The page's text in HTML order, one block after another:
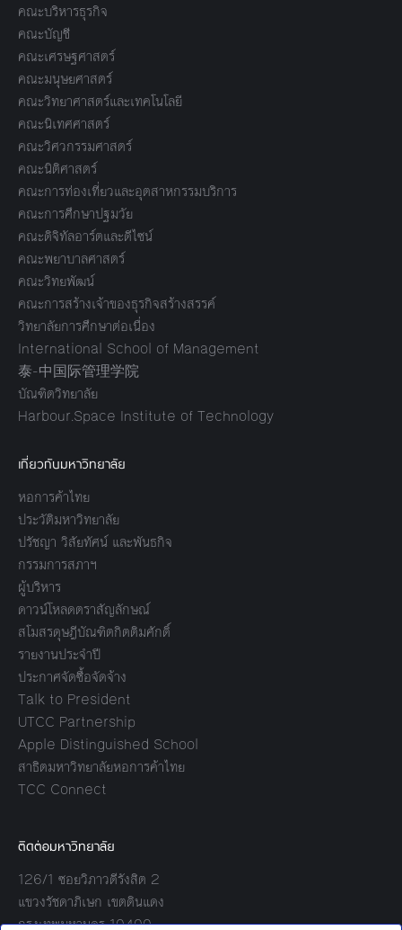
คณะบริหารธุรกิจ
คณะบัญชี
คณะเศรษฐศาสตร์
คณะมนุษยศาสตร์
คณะวิทยาศาสตร์และเทคโนโลยี
คณะนิเทศศาสตร์
คณะวิศวกรรมศาสตร์
คณะนิติศาสตร์
คณะการท่องเที่ยวและอุตสาหกรรมบริการ
คณะการศึกษาปฐมวัย
คณะดิจิทัลอาร์ตและดีไซน์
คณะพยาบาลศาสตร์
คณะวิทยพัฒน์
คณะการสร้างเจ้าของธุรกิจสร้างสรรค์
วิทยาลัยการศึกษาต่อเนื่อง
International School of Management
泰-中国际管理学院
บัณฑิตวิทยาลัย
Harbour.Space Institute of Technology
เกี่ยวกับมหาวิทยาลัย
หอการค้าไทย
ประวัติมหาวิทยาลัย
ปรัชญา วิสัยทัศน์ และพันธกิจ
กรรมการสภาฯ
ผู้บริหาร
ดาวน์โหลดตราสัญลักษณ์
สโมสรดุษฎีบัณฑิตกิตติมศักดิ์
รายงานประจำปี
ประกาศจัดซื้อจัดจ้าง
Talk to President
UTCC Partnership
Apple Distinguished School
สาธิตมหาวิทยาลัยหอการค้าไทย
TCC Connect
ติดต่อมหาวิทยาลัย
126/1 ซอยวิภาวดีรังสิต 2
แขวงรัชดาภิเษก เขตดินแดง
กรุงเทพมหานคร 10400